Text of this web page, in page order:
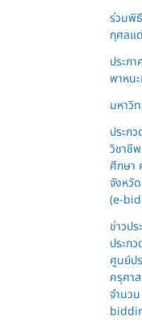
ร่วมพิ
กุศลแ
ประก
พาหน
มหาวิ
ประก
วิชาชี
ศึกษา
จังหวั
(e-
ข่าวป
ประก
ศูนย์ป
ครุศา
จำนว